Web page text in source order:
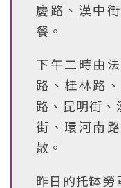
慶路、漢中
餐。
下午二時由
路、桂林路
路、昆明街、
街、環河南
散。
昨日的托缽勞